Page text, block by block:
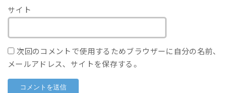
サイト
次回のコメントで使用するためブラウザーに自分の名前、
メールアドレス、サイトを保存する。